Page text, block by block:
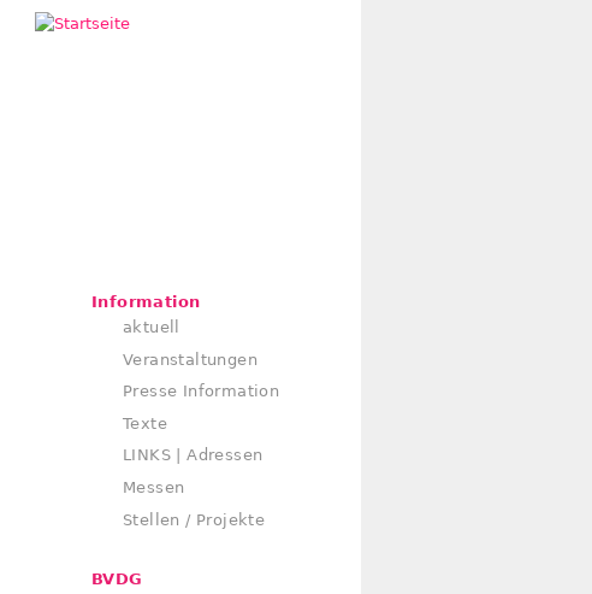
Information
aktuell
Veranstaltungen
Presse Information
Texte
LINKS | Adressen
Messen
Stellen / Projekte
BVDG